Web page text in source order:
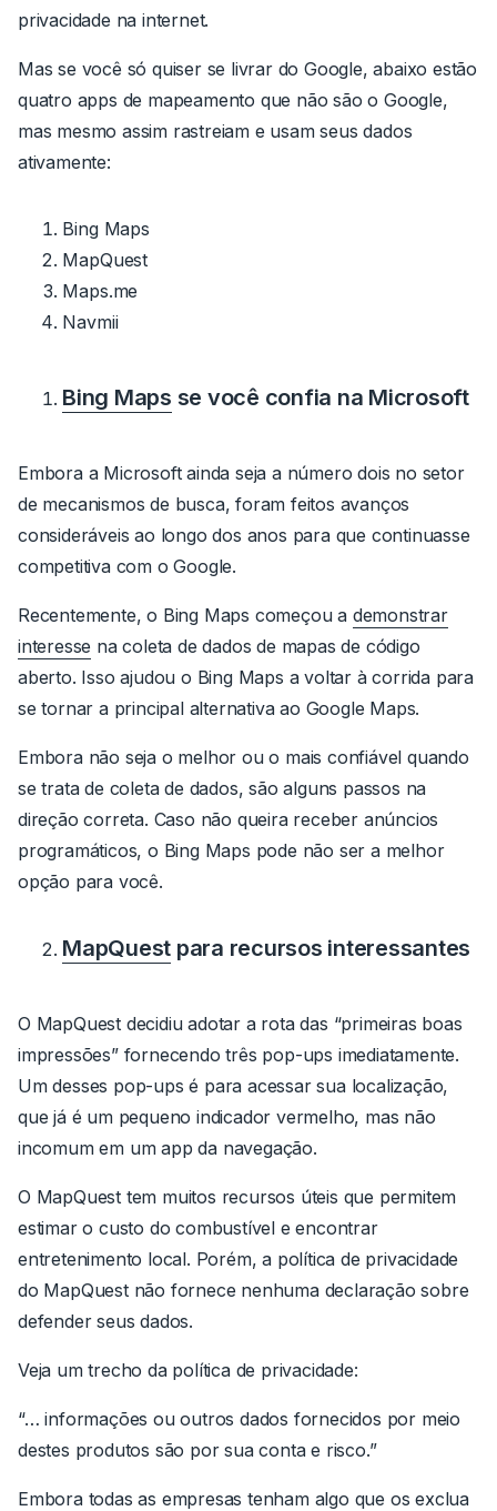
privacidade na internet.
Mas se você só quiser se livrar do Google, abaixo estão
quatro apps de mapeamento que não são o Google,
mas mesmo assim rastreiam e usam seus dados
ativamente:
Bing Maps
MapQuest
Maps.me
Navmii
Bing Maps se você confia na Microsoft
Embora a Microsoft ainda seja a número dois no setor
de mecanismos de busca, foram feitos avanços
consideráveis ao longo dos anos para que continuasse
competitiva com o Google.
Recentemente, o Bing Maps começou a demonstrar
interesse na coleta de dados de mapas de código
aberto. Isso ajudou o Bing Maps a voltar à corrida para
se tornar a principal alternativa ao Google Maps.
Embora não seja o melhor ou o mais confiável quando
se trata de coleta de dados, são alguns passos na
direção correta. Caso não queira receber anúncios
programáticos, o Bing Maps pode não ser a melhor
opção para você.
MapQuest para recursos interessantes
O MapQuest decidiu adotar a rota das “primeiras boas
impressões” fornecendo três pop-ups imediatamente.
Um desses pop-ups é para acessar sua localização,
que já é um pequeno indicador vermelho, mas não
incomum em um app da navegação.
O MapQuest tem muitos recursos úteis que permitem
estimar o custo do combustível e encontrar
entretenimento local. Porém, a política de privacidade
do MapQuest não fornece nenhuma declaração sobre
defender seus dados.
Veja um trecho da política de privacidade:
“… informações ou outros dados fornecidos por meio
destes produtos são por sua conta e risco.”
Embora todas as empresas tenham algo que os exclua